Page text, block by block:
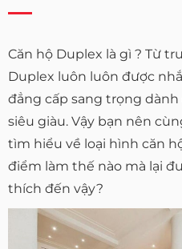
Căn hộ Duplex là gì ? Từ
Duplex luôn luôn được
đẳng cấp sang trọng
siêu giàu. Vậy bạn nên
tìm hiểu về loại hình căn
điểm làm thế nào mà lại
thích đến vậy?